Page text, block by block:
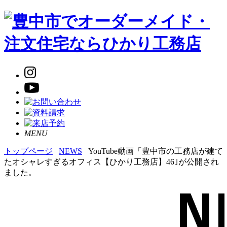
MENU
トップページ NEWS
YouTube動画「豊中市の工務店が建て
たオシャレすぎるオフィス【ひかり工務店】46｣が公開され
ました。